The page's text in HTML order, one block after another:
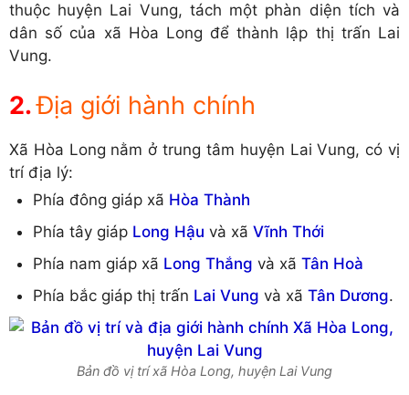
thuộc huyện Lai Vung, tách một phàn diện tích và
dân số của xã Hòa Long để thành lập thị trấn Lai
Vung.
Địa giới hành chính
Xã Hòa Long nằm ở trung tâm huyện Lai Vung, có vị
trí địa lý:
Phía đông giáp xã Hòa Thành
Phía tây giáp Long Hậu và xã Vĩnh Thới
Phía nam giáp xã Long Thắng và xã Tân Hoà
Phía bắc giáp thị trấn Lai Vung và xã Tân Dương.
Bản đồ vị trí xã Hòa Long, huyện Lai Vung